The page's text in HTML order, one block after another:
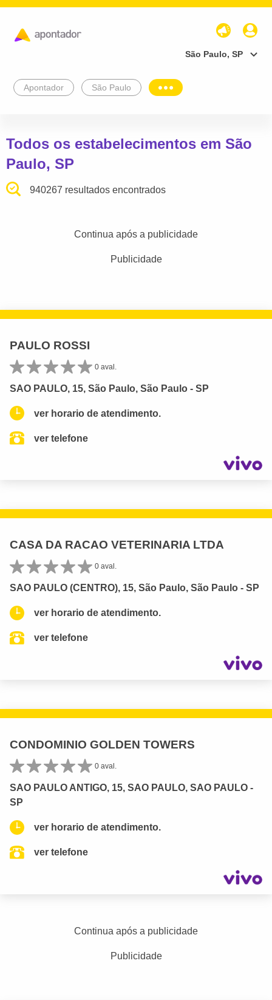
São Paulo, SP
Apontador São Paulo
Todos os estabelecimentos em São
Paulo, SP
940267 resultados encontrados
Continua após a publicidade
Publicidade
PAULO ROSSI
0 aval.
SAO PAULO, 15, São Paulo, São Paulo - SP
ver horario de atendimento.
ver telefone
CASA DA RACAO VETERINARIA LTDA
0 aval.
SAO PAULO (CENTRO), 15, São Paulo, São Paulo - SP
ver horario de atendimento.
ver telefone
CONDOMINIO GOLDEN TOWERS
0 aval.
SAO PAULO ANTIGO, 15, SAO PAULO, SAO PAULO -
SP
ver horario de atendimento.
ver telefone
Continua após a publicidade
Publicidade